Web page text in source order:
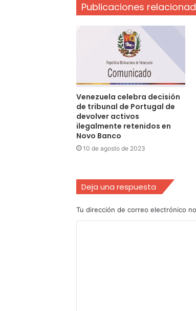
Publicaciones
Venezuela celebra decisión
de tribunal de Portugal de
devolver activos
ilegalmente retenidos en
Novo Banco
10 de agosto de 2023
Deja una respuesta
Tu dirección de correo electrónico